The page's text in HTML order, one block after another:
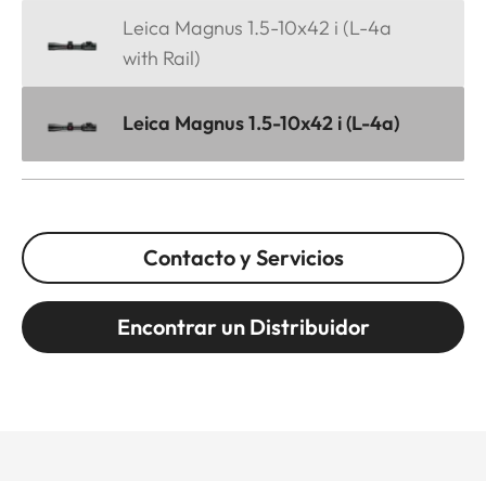
Leica Magnus 1.5-10x42 i (L-4a
with Rail)
Leica Magnus 1.5-10x42 i (L-4a)
Contacto y Servicios
Encontrar un Distribuidor